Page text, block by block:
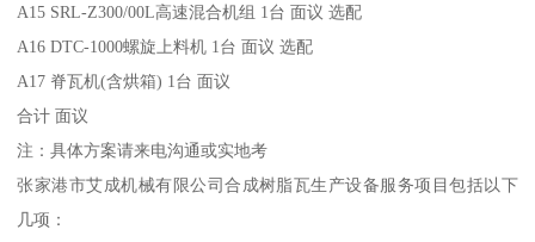
A15 SRL-Z300/00L高速混合机组 1台 面议 选配
A16 DTC-1000螺旋上料机 1台 面议 选配
A17 脊瓦机(含烘箱) 1台 面议
合计 面议
注：具体方案请来电沟通或实地考
张家港市艾成机械有限公司合成树脂瓦生产设备服务项目包括以下
几项：